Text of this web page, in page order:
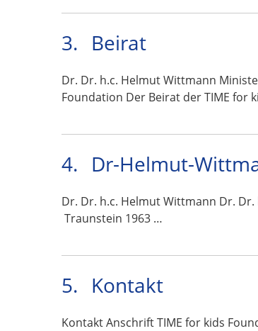
3. Beirat
Dr. Dr. h.c. Helmut Wittmann
Foundation Der Beirat der TIME for
4. Dr-Helmut-
Dr. Dr. h.c. Helmut Wittmann Dr.
Traunstein 1963 …
5. Kontakt
Kontakt Anschrift TIME for kids